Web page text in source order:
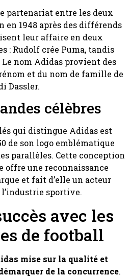
partenariat entre les deux
en 1948 après des différends
leur affaire en deux
: Rudolf crée Puma, tandis
Le nom Adidas provient des
et du nom de famille de
Dassler.
célèbres
qui distingue Adidas est
de son logo emblématique
parallèles. Cette conception
offre une reconnaissance
et fait d’elle un acteur
l’industrie sportive.
avec les
de football
mise sur la qualité et
de la concurrence.